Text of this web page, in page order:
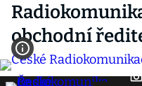
obchodní